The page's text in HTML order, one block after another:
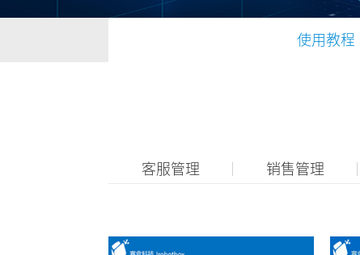
使用教程
客服管理 销售管理